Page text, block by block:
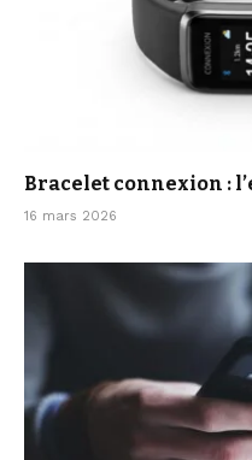
Bracelet connexion :
16 mars 2026